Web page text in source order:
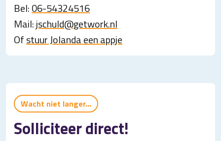
Bel:06-54324516
Mail:jschuld@getwork.nl
Ofstuur Jolanda een appje
Wacht niet langer...
Solliciteer direct!